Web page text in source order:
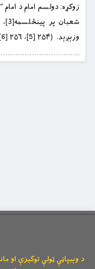
وزېږېد. (۲۵۴ [5]، ۲۵۶ [6]، ۲۵۷ [7]، ۲۵۸ [8] س) یې […]